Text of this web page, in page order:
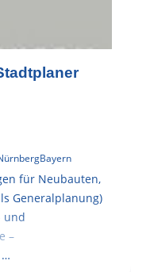
Bayern
für Neubauten,
Generalplanung)
und
–
…